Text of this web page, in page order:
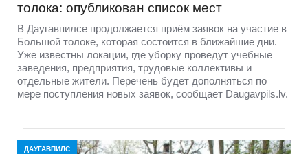
толока: опубликован список мест
В Даугавпилсе продолжается приём заявок на участие в
Большой толоке, которая состоится в ближайшие дни.
Уже известны локации, где уборку проведут учебные
заведения, предприятия, трудовые коллективы и
отдельные жители. Перечень будет дополняться по
мере поступления новых заявок, сообщает Daugavpils.lv.
ДАУГАВПИЛС